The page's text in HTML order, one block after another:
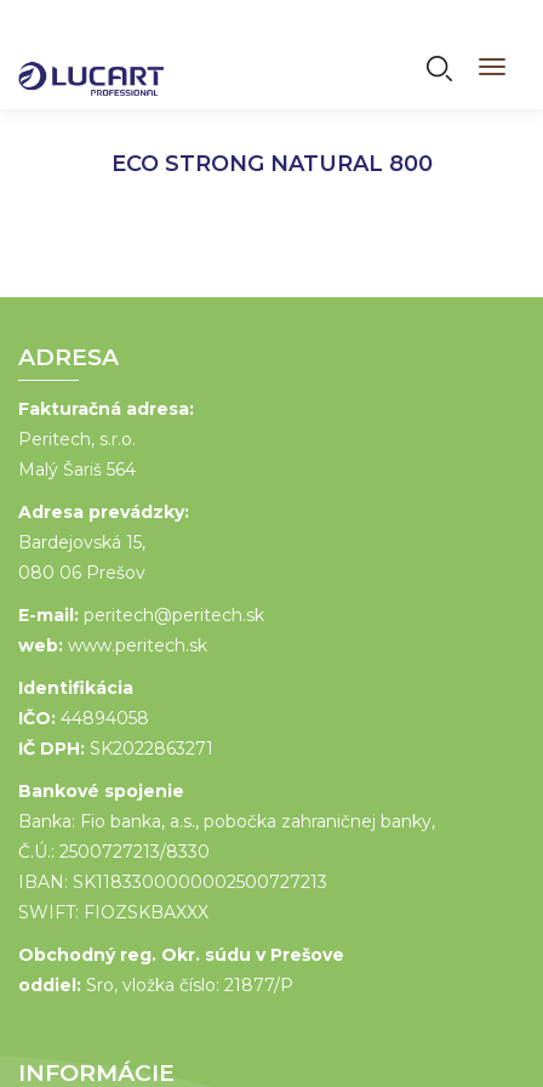
hlavný
ECO STRONG NATURAL 800
ADRESA
Fakturačná adresa:
Peritech, s.r.o.
Malý Šariš 564
Adresa prevádzky:
Bardejovská 15,
080 06 Prešov
E-mail: peritech@peritech.sk
web: www.peritech.sk
Identifikácia
IČO: 44894058
IČ DPH: SK2022863271
Bankové spojenie
Banka: Fio banka, a.s., pobočka zahraničnej banky,
Č.Ú.: 2500727213/8330
IBAN: SK1183300000002500727213
SWIFT: FIOZSKBAXXX
Obchodný reg. Okr. súdu v Prešove
oddiel: Sro, vložka číslo: 21877/P
INFORMÁCIE